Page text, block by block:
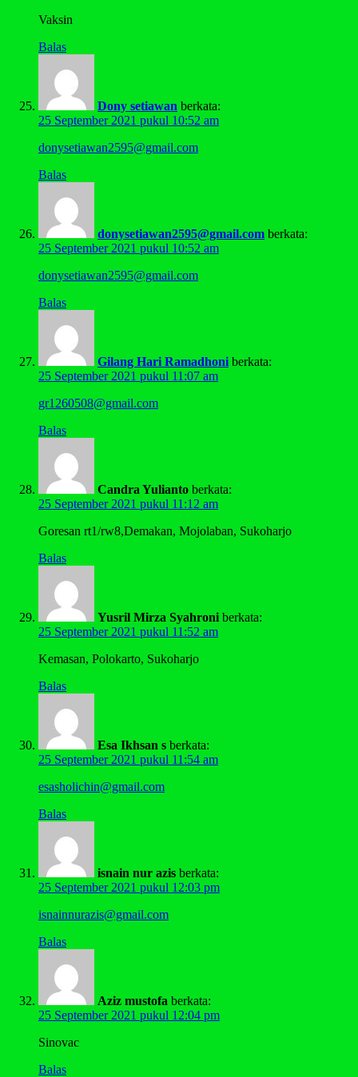
Vaksin
Balas
Dony setiawan berkata:
25 September 2021 pukul 10:52 am
donysetiawan2595@gmail.com
Balas
donysetiawan2595@gmail.com berkata:
25 September 2021 pukul 10:52 am
donysetiawan2595@gmail.com
Balas
Gilang Hari Ramadhoni berkata:
25 September 2021 pukul 11:07 am
gr1260508@gmail.com
Balas
Candra Yulianto berkata:
25 September 2021 pukul 11:12 am
Goresan rt1/rw8,Demakan, Mojolaban, Sukoharjo
Balas
Yusril Mirza Syahroni berkata:
25 September 2021 pukul 11:52 am
Kemasan, Polokarto, Sukoharjo
Balas
Esa Ikhsan s berkata:
25 September 2021 pukul 11:54 am
esasholichin@gmail.com
Balas
isnain nur azis berkata:
25 September 2021 pukul 12:03 pm
isnainnurazis@gmail.com
Balas
Aziz mustofa berkata:
25 September 2021 pukul 12:04 pm
Sinovac
Balas